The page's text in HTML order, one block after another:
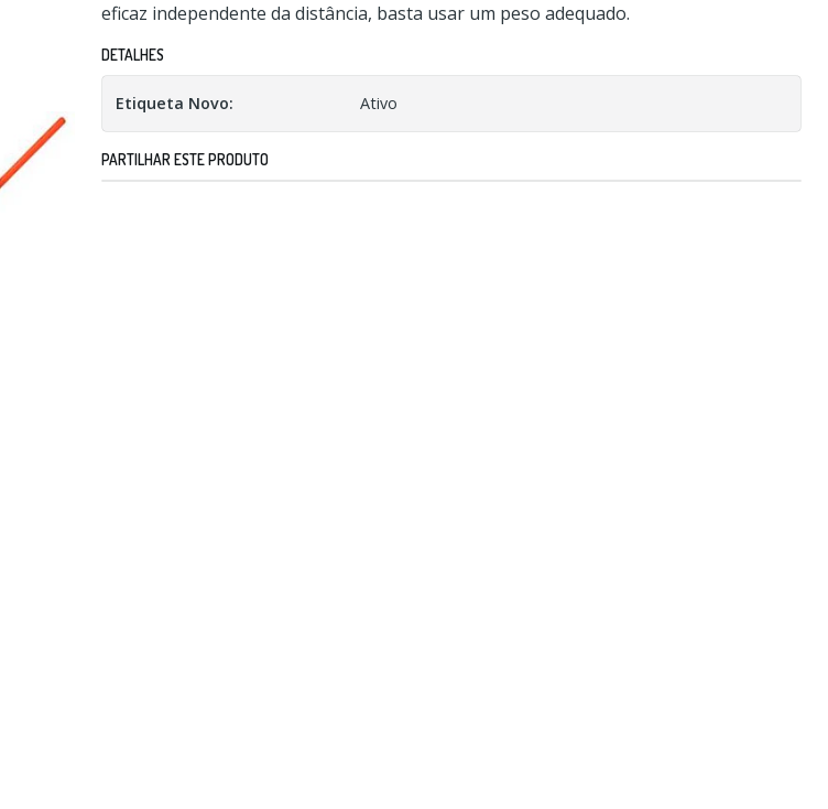
eficaz independente da distância, basta usar um peso adequado.
DETALHES
Etiqueta Novo: Ativo
PARTILHAR ESTE PRODUTO